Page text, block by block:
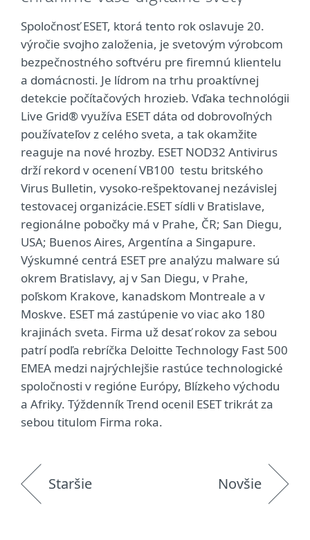
Spoločnosť ESET, ktorá tento rok oslavuje 20.
výročie svojho založenia, je svetovým výrobcom
bezpečnostného softvéru pre firemnú klientelu
a domácnosti. Je lídrom na trhu proaktívnej
detekcie počítačových hrozieb. Vďaka technológii
Live Grid® využíva ESET dáta od dobrovoľných
používateľov z celého sveta, a tak okamžite
reaguje na nové hrozby. ESET NOD32 Antivirus
drží rekord v ocenení VB100 testu britského
Virus Bulletin, vysoko-rešpektovanej nezávislej
testovacej organizácie.ESET sídli v Bratislave,
regionálne pobočky má v Prahe, ČR; San Diegu,
USA; Buenos Aires, Argentína a Singapure.
Výskumné centrá ESET pre analýzu malware sú
okrem Bratislavy, aj v San Diegu, v Prahe,
poľskom Krakove, kanadskom Montreale a v
Moskve. ESET má zastúpenie vo viac ako 180
krajinách sveta. Firma už desať rokov za sebou
patrí podľa rebríčka Deloitte Technology Fast 500
EMEA medzi najrýchlejšie rastúce technologické
spoločnosti v regióne Európy, Blízkeho východu
a Afriky. Týždenník Trend ocenil ESET trikrát za
sebou titulom Firma roka.
Staršie Novšie